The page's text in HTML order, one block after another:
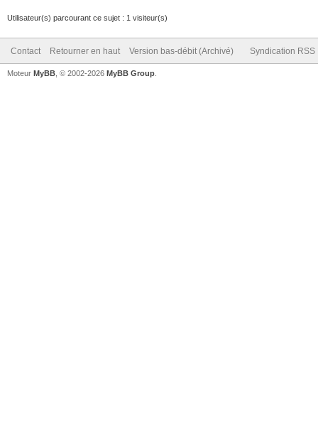
Utilisateur(s) parcourant ce sujet : 1 visiteur(s)
Contact Retourner en haut Version bas-débit (Archivé) Syndication RSS
Moteur MyBB , © 2002-2026 MyBB Group